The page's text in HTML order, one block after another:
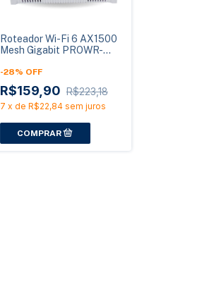
Roteador Wi-Fi 6 AX1500
Mesh Gigabit PROWR-
e Cobertura Total
-28% OFF
R$159,90 R$223,18
7 x de R$22,84 sem juros